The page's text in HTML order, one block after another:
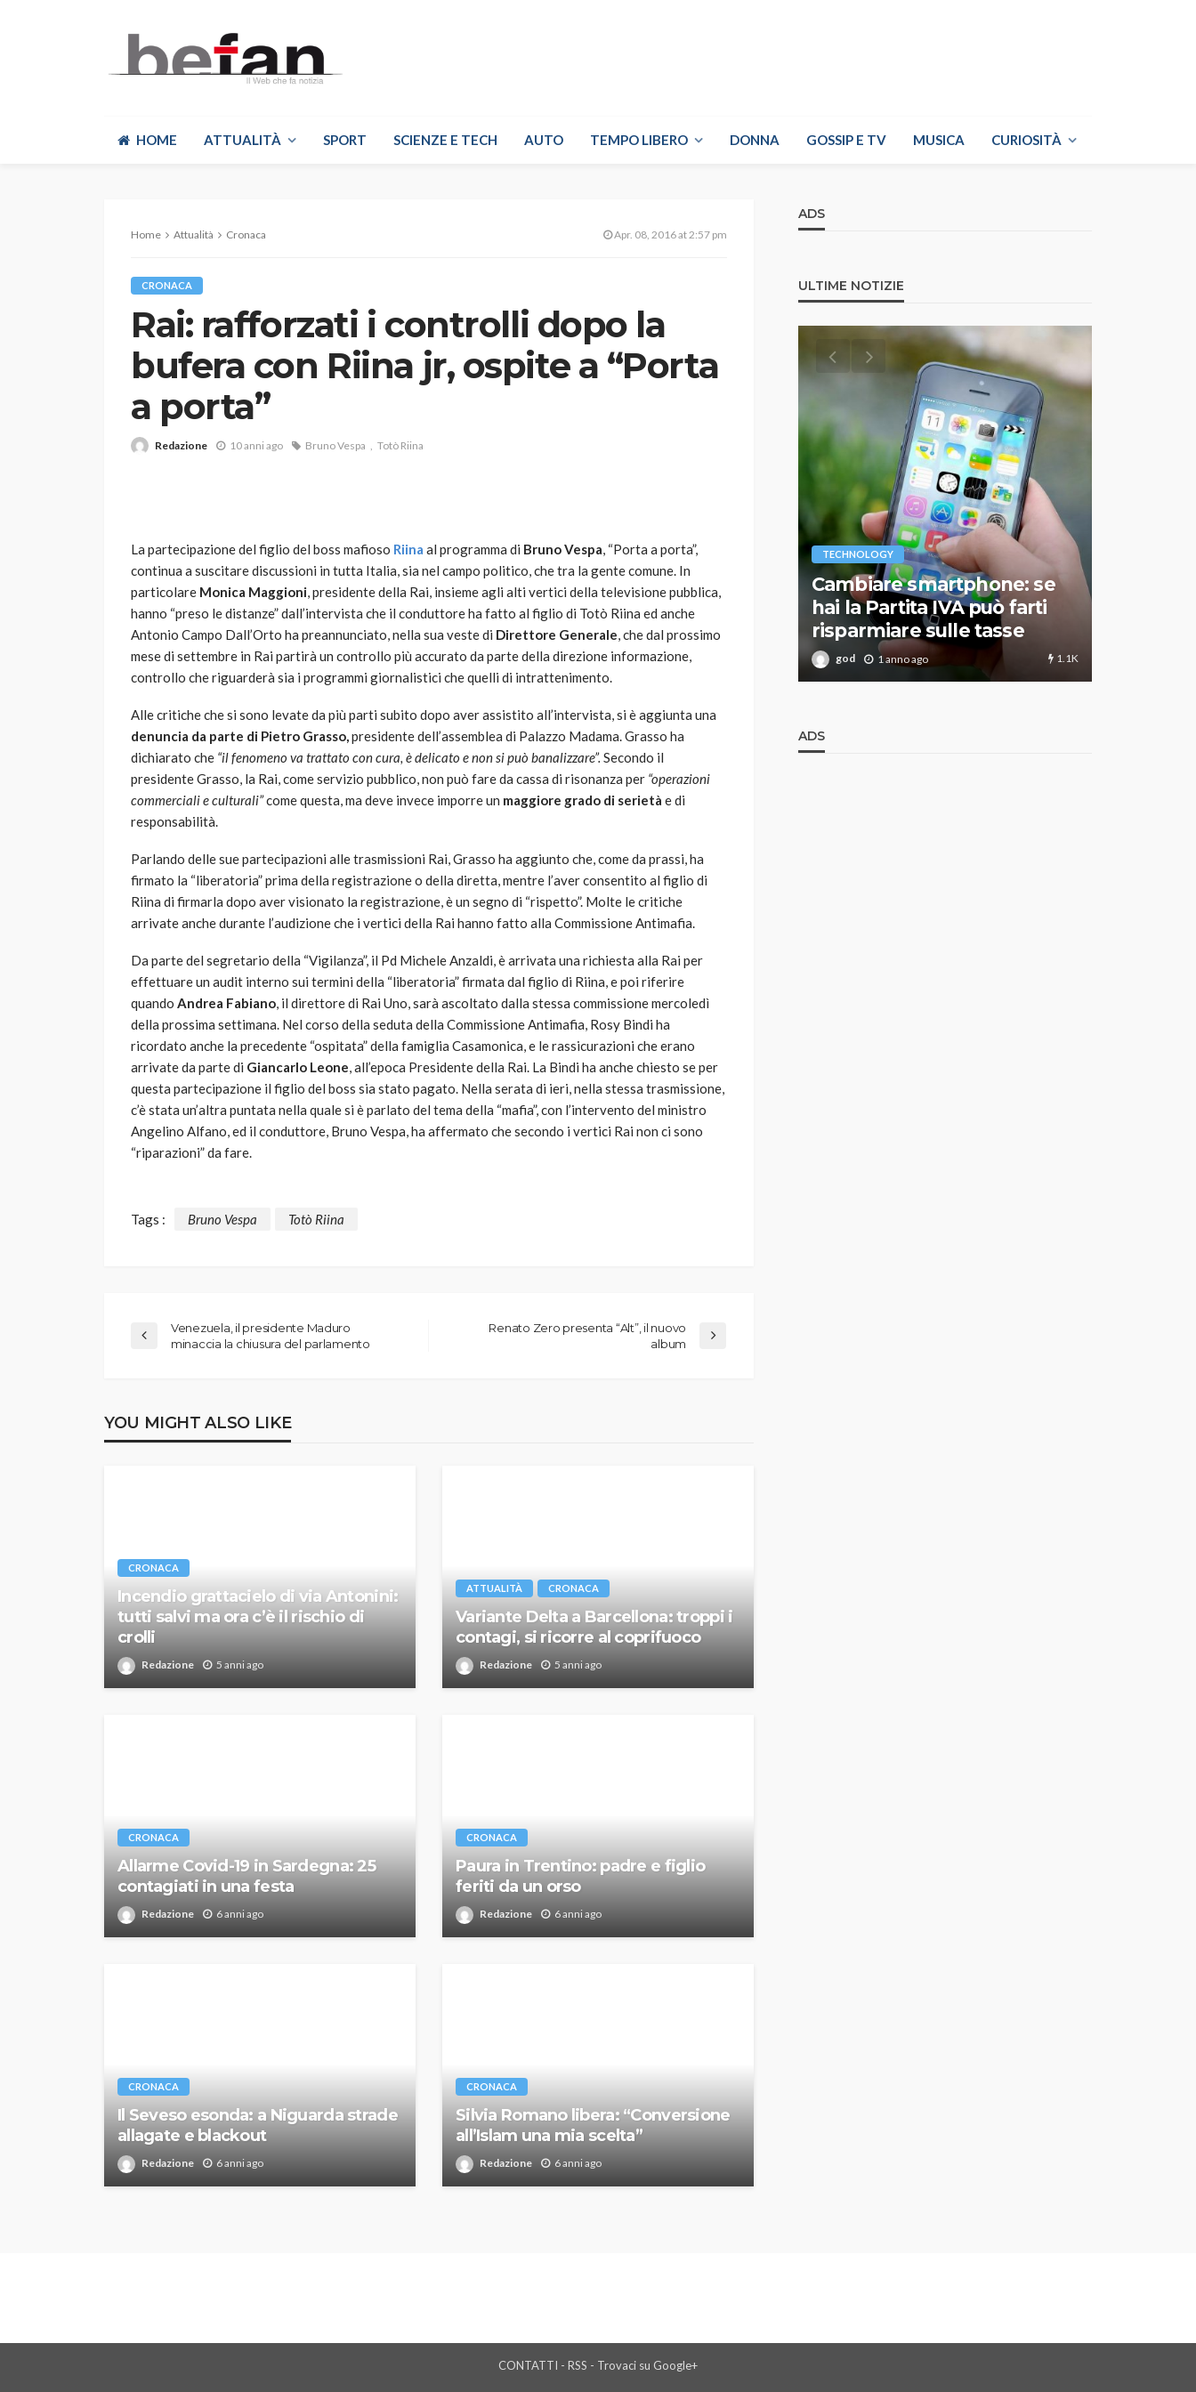
HOME ATTUALITÀ SPORT SCIENZE E TECH AUTO TEMPO LIBERO DONNA GOSSIP E TV MUSICA CURIOSITÀ
Home Attualità Cronaca Apr. 08, 2016 at 2:57 pm
CRONACA
Rai: rafforzati i controlli dopo la
bufera con Riina jr, ospite a “Porta
a porta”
Redazione 10 anni ago Bruno Vespa Totò Riina
La partecipazione del figlio del boss mafioso Riina al programma di Bruno Vespa, “Porta a porta”,
continua a suscitare discussioni in tutta Italia, sia nel campo politico, che tra la gente comune. In
particolare Monica Maggioni, presidente della Rai, insieme agli alti vertici della televisione pubblica,
hanno “preso le distanze” dall’intervista che il conduttore ha fatto al figlio di Totò Riina ed anche
Antonio Campo Dall’Orto ha preannunciato, nella sua veste di Direttore Generale, che dal prossimo
mese di settembre in Rai partirà un controllo più accurato da parte della direzione informazione,
controllo che riguarderà sia i programmi giornalistici che quelli di intrattenimento.
Alle critiche che si sono levate da più parti subito dopo aver assistito all’intervista, si è aggiunta una
denuncia da parte di Pietro Grasso,presidente dell’assemblea di Palazzo Madama. Grasso ha
dichiarato che “il fenomeno va trattato con cura, è delicato e non si può banalizzare”. Secondo il
presidente Grasso, la Rai, come servizio pubblico, non può fare da cassa di risonanza per “operazioni
commerciali e culturali”come questa, ma deve invece imporre un maggiore grado di serietà e di
responsabilità.
Parlando delle sue partecipazioni alle trasmissioni Rai, Grasso ha aggiunto che, come da prassi, ha
firmato la “liberatoria” prima della registrazione o della diretta, mentre l’aver consentito al figlio di
Riina di firmarla dopo aver visionato la registrazione, è un segno di “rispetto”. Molte le critiche
arrivate anche durante l’audizione che i vertici della Rai hanno fatto alla Commissione Antimafia.
Da parte del segretario della “Vigilanza”, il Pd Michele Anzaldi, è arrivata una richiesta alla Rai per
effettuare un audit interno sui termini della “liberatoria” firmata dal figlio di Riina, e poi riferire
quando Andrea Fabiano, il direttore di Rai Uno, sarà ascoltato dalla stessa commissione mercoledì
della prossima settimana. Nel corso della seduta della Commissione Antimafia, Rosy Bindi ha
ricordato anche la precedente “ospitata” della famiglia Casamonica, e le rassicurazioni che erano
arrivate da parte di Giancarlo Leone, all’epoca Presidente della Rai. La Bindi ha anche chiesto se per
questa partecipazione il figlio del boss sia stato pagato. Nella serata di ieri, nella stessa trasmissione,
c’è stata un’altra puntata nella quale si è parlato del tema della “mafia”, con l’intervento del ministro
Angelino Alfano, ed il conduttore, Bruno Vespa, ha affermato che secondo i vertici Rai non ci sono
“riparazioni” da fare.
Tags : Bruno Vespa Totò Riina
Venezuela, il presidente Maduro
minaccia la chiusura del parlamento
Renato Zero presenta “Alt”, il nuovo
album
YOU MIGHT ALSO LIKE
CRONACA
Incendio grattacielo di via Antonini:
tutti salvi ma ora c’è il rischio di
crolli
Redazione 5 anni ago
ATTUALITÀ CRONACA
Variante Delta a Barcellona: troppi i
contagi, si ricorre al coprifuoco
Redazione 5 anni ago
CRONACA
Allarme Covid-19 in Sardegna: 25
contagiati in una festa
Redazione 6 anni ago
CRONACA
Paura in Trentino: padre e figlio
feriti da un orso
Redazione 6 anni ago
CRONACA
Il Seveso esonda: a Niguarda strade
allagate e blackout
Redazione 6 anni ago
CRONACA
Silvia Romano libera: “Conversione
all’Islam una mia scelta”
Redazione 6 anni ago
ADS
ULTIME NOTIZIE
VARIE
Robot tagliaerba: quale
scegliere per il tuo prato
god 1 anno ago 791
Davis: tennis mondiale e
passione per
l’automobilismo
abbracciano la stessa causa
god 9 mesi ago
TECHNOLOGY
Cambiare smartphone: se
hai la Partita IVA può farti
risparmiare sulle tasse
god 1 anno ago 1.1K
ADS
CONTATTI - RSS - Trovaci su Google+